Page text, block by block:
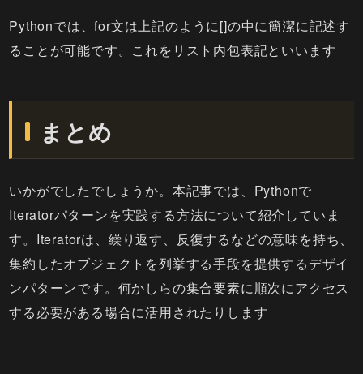
Pythonでは、for文は上記のように[]の中に簡潔に記述す
ることが可能です。これをリスト内包表記といいます
まとめ
いかがでしたでしょうか。本記事では、Pythonで
Iteratorパターンを実践する方法について紹介していま
す。Iteratorは、繰り返す、反復するなどの意味を持ち、
集約したオブジェクトを列挙する手段を提供するデザイ
ンパターンです。何かしらの集合要素に順次にアクセス
する必要がある場合に活用されたりします